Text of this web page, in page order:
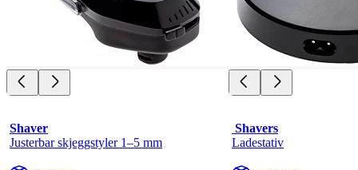
Shaver
Justerbar skjeggstyler 1–5 mm
Shavers
Ladestativ